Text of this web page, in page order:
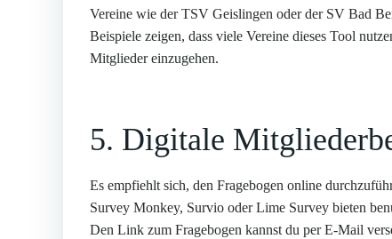
Vereine wie der TSV Geislingen oder der SV Bad
Beispiele zeigen, dass viele Vereine dieses Tool
Mitglieder einzugehen.
5. Digitale
Es empfiehlt sich, den Fragebogen online
Survey Monkey, Survio oder Lime Survey bieten
Den Link zum Fragebogen kannst du per E-Mail